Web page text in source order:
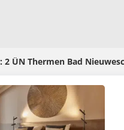
ÜN Thermen Bad